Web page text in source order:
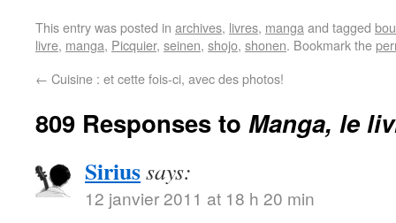
This entry was posted in archives, livres, manga and tagged
livre, manga, Picquier, seinen, shojo, shonen. Bookmark the
← Cuisine : et cette fois-ci, avec des photos!
809 Responses to Manga, le
Siriussays:
12 janvier 2011 at 18 h 20 min